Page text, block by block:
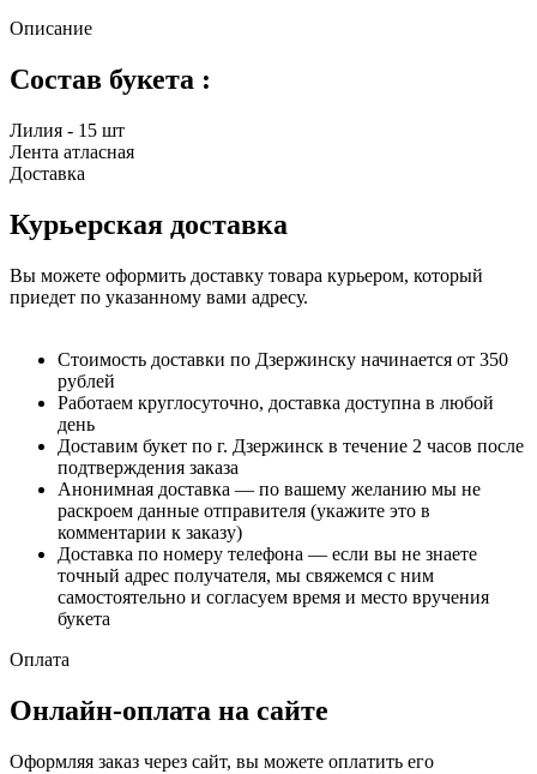
Описание
Состав букета :
Лилия - 15 шт
Лента атласная
Доставка
Курьерская доставка
Вы можете оформить доставку товара курьером, который
приедет по указанному вами адресу.
Стоимость доставки по Дзержинску начинается от 350
рублей
Работаем круглосуточно, доставка доступна в любой
день
Доставим букет по г. Дзержинск в течение 2 часов после
подтверждения заказа
Анонимная доставка — по вашему желанию мы не
раскроем данные отправителя (укажите это в
комментарии к заказу)
Доставка по номеру телефона — если вы не знаете
точный адрес получателя, мы свяжемся с ним
самостоятельно и согласуем время и место вручения
букета
Оплата
Онлайн-оплата на сайте
Оформляя заказ через сайт, вы можете оплатить его